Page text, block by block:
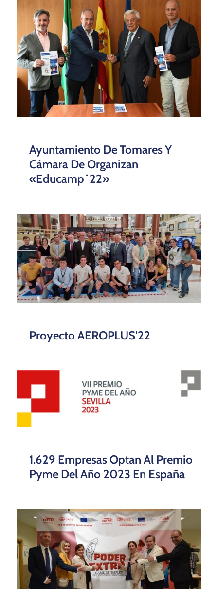
Ayuntamiento De Tomares Y
Cámara De Organizan
«educamp´22»
Proyecto AEROPLUS’22
1.629 Empresas Optan Al Premio
Pyme Del Año 2023 En España